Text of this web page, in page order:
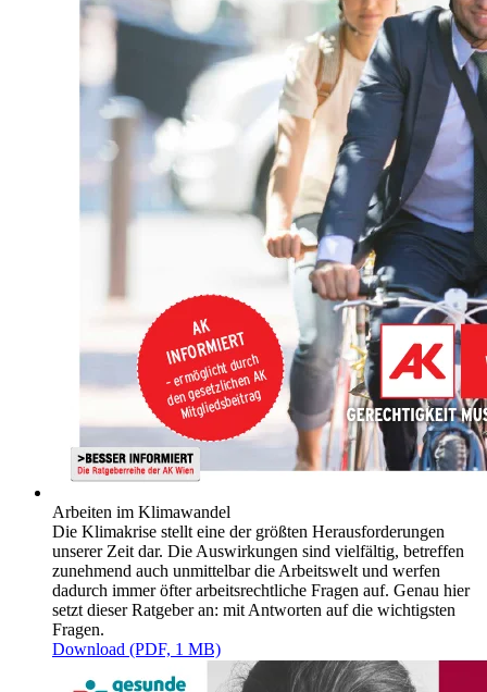
Arbeiten im Klimawandel
Die Klimakrise stellt eine der größten Herausforderungen
unserer Zeit dar. Die Auswirkungen sind vielfältig, betreffen
zunehmend auch unmittelbar die Arbeitswelt und werfen
dadurch immer öfter arbeitsrechtliche Fragen auf. Genau hier
setzt dieser Ratgeber an: mit Antworten auf die wichtigsten
Fragen.
Download (PDF, 1 MB)